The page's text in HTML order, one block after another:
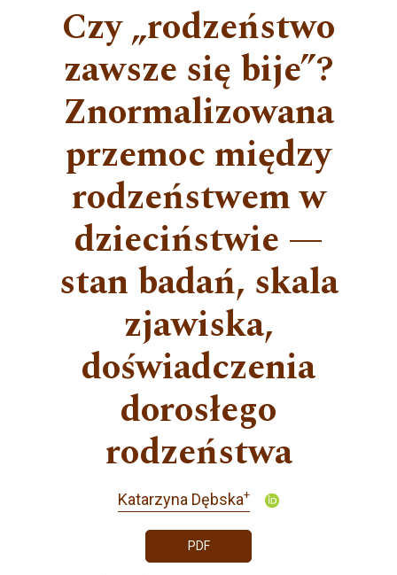
Czy „rodzeństwo
zawsze się bije”?
Znormalizowana
przemoc między
rodzeństwem w
dzieciństwie —
stan badań, skala
zjawiska,
doświadczenia
dorosłego
rodzeństwa
Katarzyna Dębska+
PDF